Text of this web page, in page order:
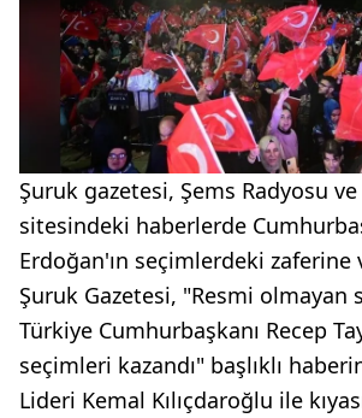
Şuruk gazetesi, Şems Radyosu
sitesindeki haberlerde
Erdoğan'ın seçimlerdeki zaferine
Şuruk Gazetesi, "Resmi olmayan
Türkiye Cumhurbaşkanı Recep
seçimleri kazandı" başlıklı
Lideri Kemal Kılıçdaroğlu ile